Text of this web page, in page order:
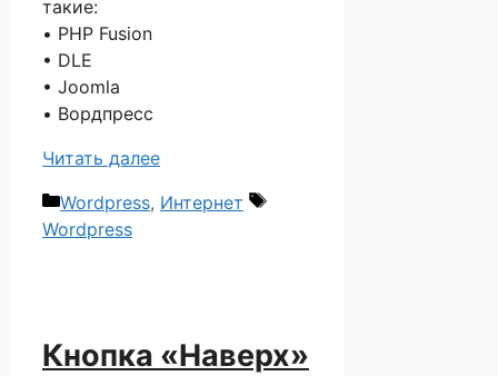
такие:
• PHP Fusion
• DLE
• Joomla
• Вордпресс
Читать далее
Рубрики
Wordpress, Интернет
Метки
Wordpress
Кнопка «Наверх»